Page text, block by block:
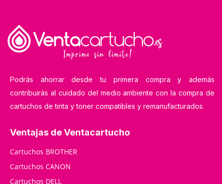
Podrás ahorrar desde tu primera compra y además
contribuirás al cuidado del medio ambiente con la compra de
cartuchos de tinta y toner compatibles y remanufacturados.
Ventajas de Ventacartucho
Cartuchos BROTHER
Cartuchos CANON
Cartuchos DELL